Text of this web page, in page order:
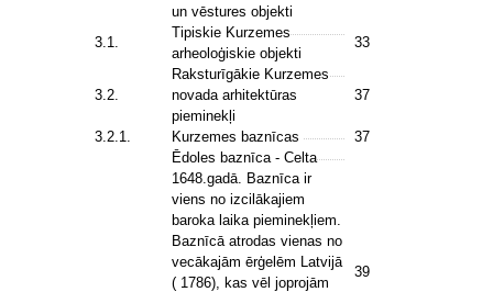
un vēstures objekti
3.1.
Tipiskie Kurzemes
arheoloģiskie objekti
33
3.2.
Raksturīgākie Kurzemes
novada arhitektūras
pieminekļi
37
3.2.1. Kurzemes baznīcas
37
Ēdoles baznīca - Celta
1648.gadā. Baznīca ir
viens no izcilākajiem
baroka laika pieminekļiem.
Baznīcā atrodas vienas no
vecākajām ērģelēm Latvijā
( 1786), kas vēl joprojām
39